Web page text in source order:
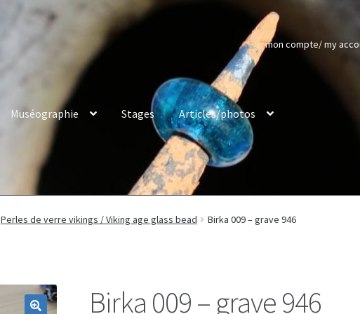
mon compte/ my
Muséographie Stages Articles/photos
Perles de verre vikings / Viking age glass bead Birka 009 – grave 946
Birka 009 – grave 946